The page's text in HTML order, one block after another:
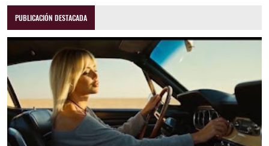
PUBLICACIÓN DESTACADA